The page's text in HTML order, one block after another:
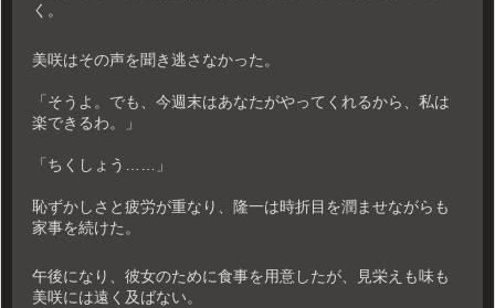
く。
美咲はその声を聞き逃さなかった。
「そうよ。でも、今週末はあなたがやってくれるから、私は
楽できるわ。」
「ちくしょう……」
恥ずかしさと疲労が重なり、隆一は時折目を潤ませながらも
家事を続けた。
午後になり、彼女のために食事を用意したが、見栄えも味も
美咲には遠く及ばない。